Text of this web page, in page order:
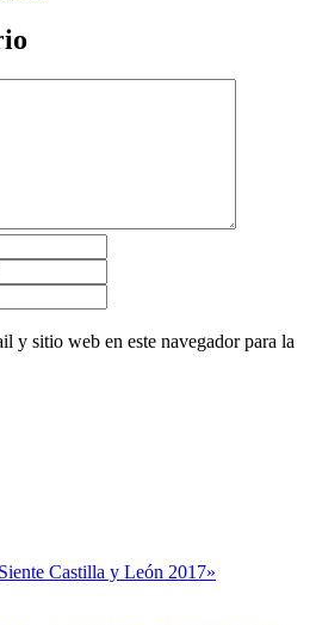
y sitio web en este navegador para la
Castilla y León 2017»